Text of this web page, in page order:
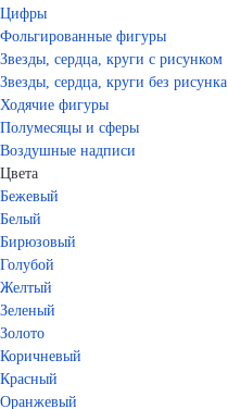
Цифры
Фольгированные фигуры
Звезды, сердца, круги с рисунком
Звезды, сердца, круги без рисунка
Ходячие фигуры
Полумесяцы и сферы
Воздушные надписи
Цвета
Бежевый
Белый
Бирюзовый
Голубой
Желтый
Зеленый
Золото
Коричневый
Красный
Оранжевый